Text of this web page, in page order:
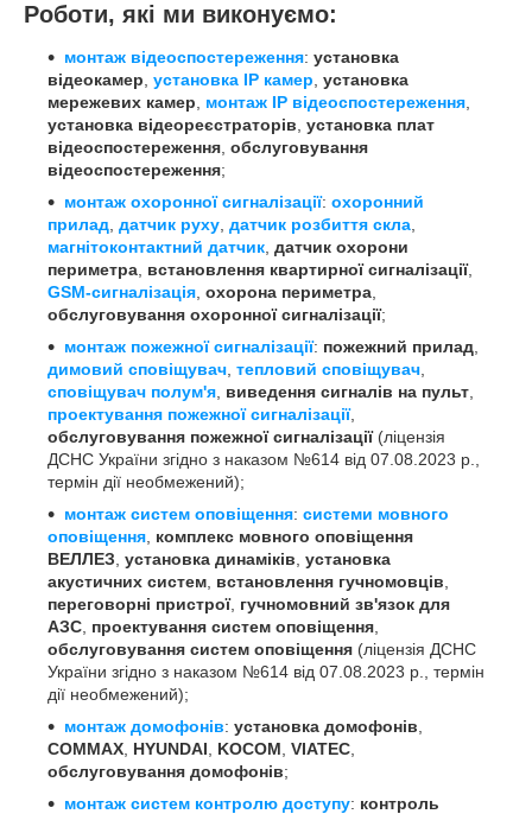
Роботи, які ми виконуємо:
монтаж відеоспостереження: установка
відеокамер установка IP камер установка
мережевих камер
монтаж IP відеоспостереження
установка відеореєстраторів установка плат
відеоспостереження обслуговування
відеоспостереження;
монтаж охоронної сигналізації: охоронний
прилад датчик руху датчик розбиття скла
магнітоконтактний датчик датчик охорони
периметра встановлення квартирної сигналізації,
GSM-сигналізація охорона периметра
обслуговування охоронної сигналізації;
монтаж пожежної сигналізації: пожежний прилад
димовий сповіщувач тепловий сповіщувач
сповіщувач полум'я виведення сигналів на пульт
проектування пожежної сигналізації,
обслуговування пожежної сигналізації(ліцензія
ДСНС України згідно з наказом №614 від 07.08.2023 р.,
термін дії необмежений);
монтаж систем оповіщення: системи мовного
оповіщення комплекс мовного оповіщення
ВЕЛЛЕЗ установка динаміків установка
акустичних систем встановлення гучномовців
переговорні пристрої, гучномовний зв'язок для
АЗС проектування систем оповіщення
обслуговування систем оповіщення (ліцензія ДСНС
України згідно з наказом №614 від 07.08.2023 р., термін
дії необмежений);
монтаж домофонів: установка домофонів
COMMAX HYUNDAI KOCOM VIATEC
обслуговування домофонів;
монтаж систем контролю доступу: контроль